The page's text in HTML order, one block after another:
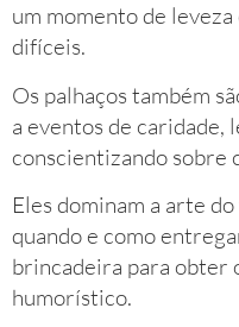
um momento de
difíceis.
Os palhaços também
a eventos de caridade,
conscientizando sobre
Eles dominam a arte
quando e como
brincadeira para obter
humorístico.